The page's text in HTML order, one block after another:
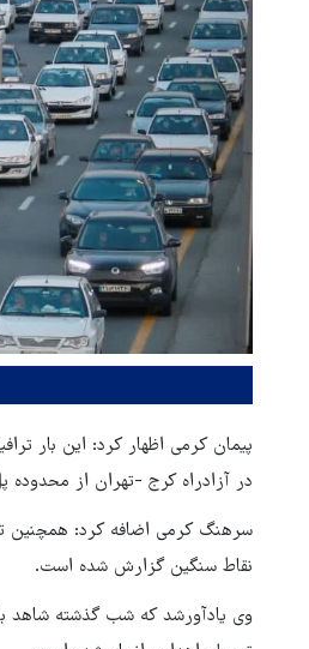
پیمان کرمی اظهار کرد: این بار
در آزادراه کرج -تهران از
سرهنگ کرمی اضافه کرد: همچنین
نقاط سنگین گزارش شده است.
وی یادآورشد که شب گذشته شاهد